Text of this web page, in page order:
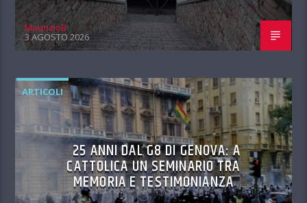
MaurizioB
3 AGOSTO 2026
ARTICOLI
25 ANNI DAL G8 DI GENOVA: A
CATTOLICA UN SEMINARIO TRA
MEMORIA E TESTIMONIANZA